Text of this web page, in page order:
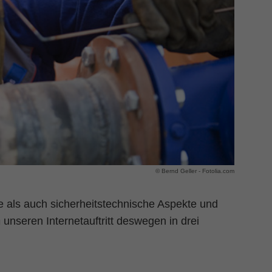
© Bernd Geller - Fotolia.com
auch sicherheitstechnische Aspekte und
Internetauftritt deswegen in drei